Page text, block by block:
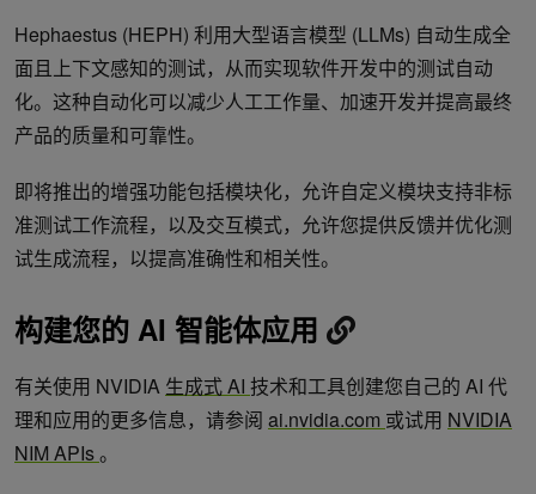
Hephaestus (HEPH) 利用大型语言模型 (LLMs) 自动生成全
面且上下文感知的测试，从而实现软件开发中的测试自动
化。这种自动化可以减少人工工作量、加速开发并提高最终
产品的质量和可靠性。
即将推出的增强功能包括模块化，允许自定义模块支持非标
准测试工作流程，以及交互模式，允许您提供反馈并优化测
试生成流程，以提高准确性和相关性。
构建您的 AI 智能体应用
有关使用 NVIDIA 生成式 AI 技术和工具创建您自己的 AI 代
理和应用的更多信息，请参阅 ai.nvidia.com 或试用 NVIDIA
NIM APIs。